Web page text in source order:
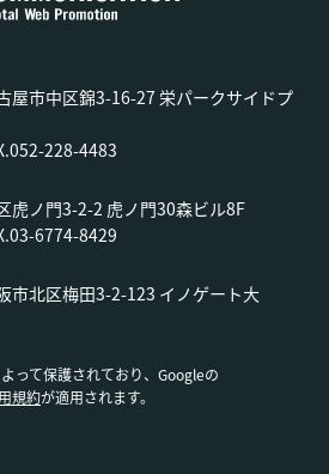
市中区錦3-16-27 栄パークサイドプ
228-4483
ノ門3-2-2 虎ノ門30森ビル8F
6774-8429
北区梅田3-2-123 イノゲート大
って保護されており、Googleの
規約が適用されます。